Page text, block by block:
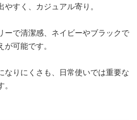
すく、カジュアル寄り。
ーで清潔感、ネイビーやブラックで
可能です。
なりにくさも、日常使いでは重要な